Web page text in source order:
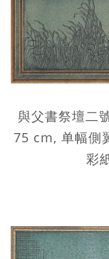
與父書祭壇二
75 cm, 单幅側
彩